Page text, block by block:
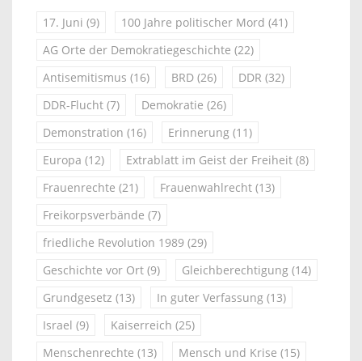
17. Juni (9) 100 Jahre politischer Mord (41)
AG Orte der Demokratiegeschichte (22)
Antisemitismus (16) BRD (26) DDR (32)
DDR-Flucht (7) Demokratie (26)
Demonstration (16) Erinnerung (11)
Europa (12) Extrablatt im Geist der Freiheit (8)
Frauenrechte (21) Frauenwahlrecht (13)
Freikorpsverbände (7)
friedliche Revolution 1989 (29)
Geschichte vor Ort (9) Gleichberechtigung (14)
Grundgesetz (13) In guter Verfassung (13)
Israel (9) Kaiserreich (25)
Menschenrechte (13) Mensch und Krise (15)